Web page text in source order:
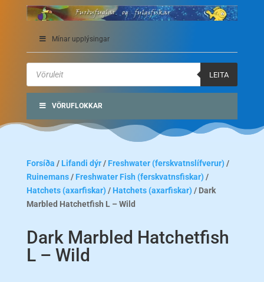
Mínar upplýsingar
Products
search
LEITA
VÖRUFLOKKAR
Forsíða / Lifandi dýr/ Freshwater (ferskvatnslífverur) /
Ruinemans/ Freshwater Fish (ferskvatnsfiskar) /
Hatchets (axarfiskar) / Hatchets (axarfiskar) / Dark
Marbled Hatchetfish L – Wild
Dark Marbled Hatchetfish
L – Wild